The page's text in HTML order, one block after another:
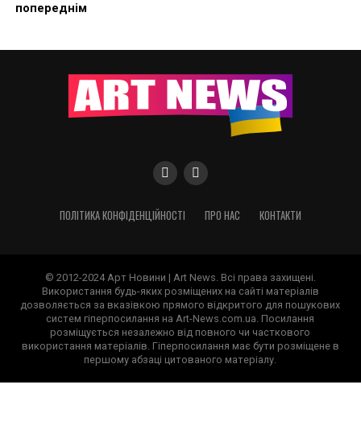
попереднім
ПОЛІТИКА КОНФІДЕНЦІЙНОСТІ ПРО НАС КОНТАКТИ
© 2012-2024 Арт Новини | Art News. Всі права захищені.
Використання будь-яких розміщених на сайті матеріалів
дозволяється за вказівкою прямого відкритого для пошукових
систем гіперпосилання на Art-News.com.ua. Посилання
розміщується незалежно від повного чи часткового
використання матеріалів. Гіперпосилання має бути розміщене в
першому абзаці цитованого матеріалу.